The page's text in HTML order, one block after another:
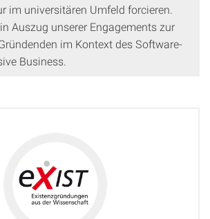
im universitären Umfeld forcieren.
Auszug unserer Engagements zur
im Kontext des Software-
Business.